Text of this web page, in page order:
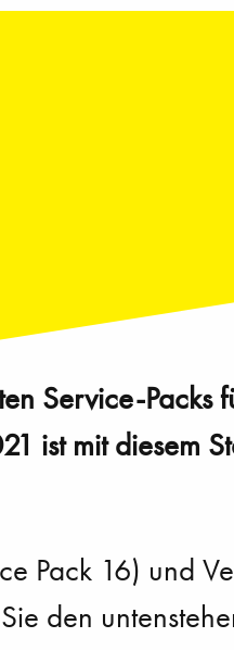
Service-Packs
ist mit diesem
Pack 16) und
den